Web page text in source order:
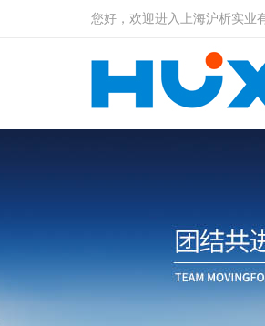
您好，欢迎进入上海沪析实业